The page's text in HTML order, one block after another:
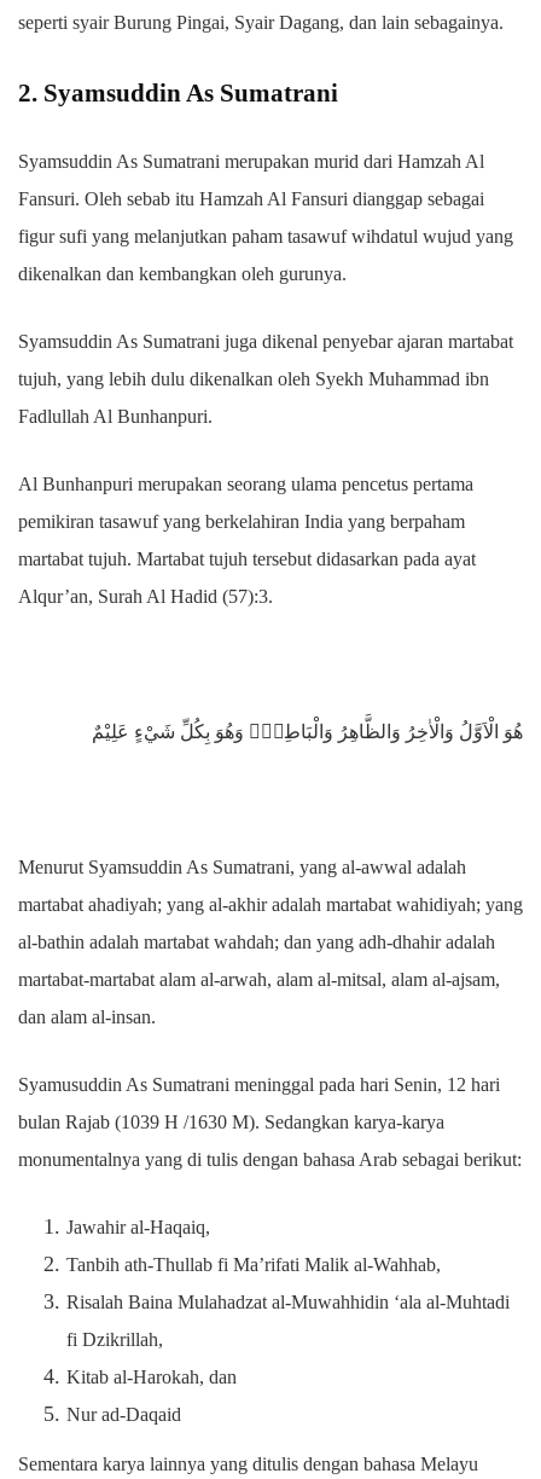
seperti syair Burung Pingai, Syair Dagang, dan lain sebagainya.
2. Syamsuddin As Sumatrani
Syamsuddin As Sumatrani merupakan murid dari Hamzah Al
Fansuri. Oleh sebab itu Hamzah Al Fansuri dianggap sebagai
figur sufi yang melanjutkan paham tasawuf wihdatul wujud yang
dikenalkan dan kembangkan oleh gurunya.
Syamsuddin As Sumatrani juga dikenal penyebar ajaran martabat
tujuh, yang lebih dulu dikenalkan oleh Syekh Muhammad ibn
Fadlullah Al Bunhanpuri.
Al Bunhanpuri merupakan seorang ulama pencetus pertama
pemikiran tasawuf yang berkelahiran India yang berpaham
martabat tujuh. Martabat tujuh tersebut didasarkan pada ayat
Alqur’an, Surah Al Hadid (57):3.
هُوَ الْاَوَّلُ وَالْاٰخِرُ وَالظَّاهِرُ وَالْبَاطِنُۚ وَهُوَ بِكُلِّ شَيْءٍ عَلِيْمٌ
Menurut Syamsuddin As Sumatrani, yang al-awwal adalah
martabat ahadiyah; yang al-akhir adalah martabat wahidiyah; yang
al-bathin adalah martabat wahdah; dan yang adh-dhahir adalah
martabat-martabat alam al-arwah, alam al-mitsal, alam al-ajsam,
dan alam al-insan.
Syamusuddin As Sumatrani meninggal pada hari Senin, 12 hari
bulan Rajab (1039 H /1630 M). Sedangkan karya-karya
monumentalnya yang di tulis dengan bahasa Arab sebagai berikut:
Jawahir al-Haqaiq,
Tanbih ath-Thullab fi Ma’rifati Malik al-Wahhab,
Risalah Baina Mulahadzat al-Muwahhidin ‘ala al-Muhtadi
fi Dzikrillah,
Kitab al-Harokah, dan
Nur ad-Daqaid
Sementara karya lainnya yang ditulis dengan bahasa Melayu